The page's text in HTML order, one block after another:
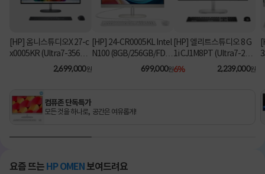
[HP] 옴니스튜디오X 27-c
x0005KR (Ultra7-356H/
16GB/1TB/Win11Hom
2,699,000원
[HP] 24-CR0005KL Intel
N100 (8GB/256GB/FD)
[기본제품]
699,000원
[HP] 엘리트스튜디오 8 G
1i CJ1M8PT (Ultra7-26
5/8GB/512GB/Win11Pr
6% 2,239,000원
컴퓨존 단독특가
모든 것을 하나로, 공간은 여유롭게!
요즘 뜨는 HP OMEN 보여드려요